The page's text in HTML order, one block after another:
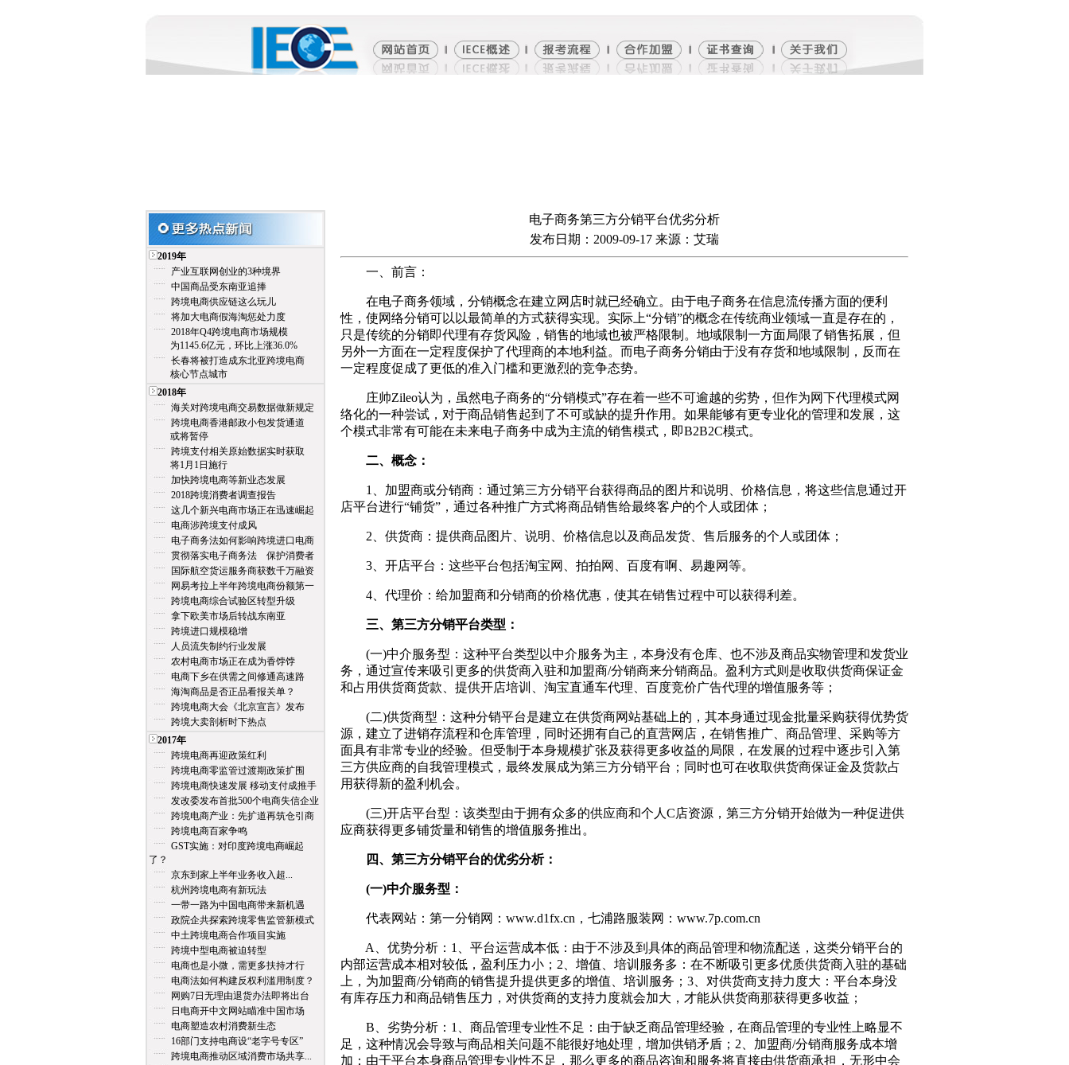
2019年
产业互联网创业的3种境界
中国商品受东南亚追捧
跨境电商供应链这么玩儿
将加大电商假海淘惩处力度
2018年Q4跨境电商市场规模
为1145.6亿元，环比上涨36.0%
长春将被打造成东北亚跨境电商
核心节点城市
2018年
海关对跨境电商交易数据做新规定
跨境电商香港邮政小包发货通道
或将暂停
跨境支付相关原始数据实时获取
将1月1日施行
加快跨境电商等新业态发展
2018跨境消费者调查报告
这几个新兴电商市场正在迅速崛起
电商涉跨境支付成风
电子商务法如何影响跨境进口电商
贯彻落实电子商务法 保护消费者
国际航空货运服务商获数千万融资
网易考拉上半年跨境电商份额第一
跨境电商综合试验区转型升级
拿下欧美市场后转战东南亚
跨境进口规模稳增
人员流失制约行业发展
农村电商市场正在成为香饽饽
电商下乡在供需之间修通高速路
海淘商品是否正品看报关单？
跨境电商大会《北京宣言》发布
跨境大卖剖析时下热点
2017年
跨境电商再迎政策红利
跨境电商零监管过渡期政策扩围
跨境电商快速发展 移动支付成推手
发改委发布首批500个电商失信企业
跨境电商产业：先扩道再筑仓引商
跨境电商百家争鸣
GST实施：对印度跨境电商崛起
了？
京东到家上半年业务收入超...
杭州跨境电商有新玩法
一带一路为中国电商带来新机遇
政院企共探索跨境零售监管新模式
中土跨境电商合作项目实施
跨境中型电商被迫转型
电商也是小微，需更多扶持才行
电商法如何构建反权利滥用制度？
网购7日无理由退货办法即将出台
日电商开中文网站瞄准中国市场
电商塑造农村消费新生态
16部门支持电商设“老字号专区”
跨境电商推动区域消费市场共享...
电子商务第三方分销平台优劣分析
发布日期：2009-09-17 来源：艾瑞
一、前言：
在电子商务领域，分销概念在建立网店时就已经确立。由于电子商务在信息流传播方面的便利
性，使网络分销可以以最简单的方式获得实现。实际上“分销”的概念在传统商业领域一直是存在的，
只是传统的分销即代理有存货风险，销售的地域也被严格限制。地域限制一方面局限了销售拓展，但
另外一方面在一定程度保护了代理商的本地利益。而电子商务分销由于没有存货和地域限制，反而在
一定程度促成了更低的准入门槛和更激烈的竞争态势。
庄帅Zileo认为，虽然电子商务的“分销模式”存在着一些不可逾越的劣势，但作为网下代理模式网
络化的一种尝试，对于商品销售起到了不可或缺的提升作用。如果能够有更专业化的管理和发展，这
个模式非常有可能在未来电子商务中成为主流的销售模式，即B2B2C模式。
二、概念：
1、加盟商或分销商：通过第三方分销平台获得商品的图片和说明、价格信息，将这些信息通过开
店平台进行“铺货”，通过各种推广方式将商品销售给最终客户的个人或团体；
2、供货商：提供商品图片、说明、价格信息以及商品发货、售后服务的个人或团体；
3、开店平台：这些平台包括淘宝网、拍拍网、百度有啊、易趣网等。
4、代理价：给加盟商和分销商的价格优惠，使其在销售过程中可以获得利差。
三、第三方分销平台类型：
(一)中介服务型：这种平台类型以中介服务为主，本身没有仓库、也不涉及商品实物管理和发货业
务，通过宣传来吸引更多的供货商入驻和加盟商/分销商来分销商品。盈利方式则是收取供货商保证金
和占用供货商货款、提供开店培训、淘宝直通车代理、百度竞价广告代理的增值服务等；
(二)供货商型：这种分销平台是建立在供货商网站基础上的，其本身通过现金批量采购获得优势货
源，建立了进销存流程和仓库管理，同时还拥有自己的直营网店，在销售推广、商品管理、采购等方
面具有非常专业的经验。但受制于本身规模扩张及获得更多收益的局限，在发展的过程中逐步引入第
三方供应商的自我管理模式，最终发展成为第三方分销平台；同时也可在收取供货商保证金及货款占
用获得新的盈利机会。
(三)开店平台型：该类型由于拥有众多的供应商和个人C店资源，第三方分销开始做为一种促进供
应商获得更多铺货量和销售的增值服务推出。
四、第三方分销平台的优劣分析：
(一)中介服务型：
代表网站：第一分销网：www.d1fx.cn，七浦路服装网：www.7p.com.cn
A、优势分析：1、平台运营成本低：由于不涉及到具体的商品管理和物流配送，这类分销平台的
内部运营成本相对较低，盈利压力小；2、增值、培训服务多：在不断吸引更多优质供货商入驻的基础
上，为加盟商/分销商的销售提升提供更多的增值、培训服务；3、对供货商支持力度大：平台本身没
有库存压力和商品销售压力，对供货商的支持力度就会加大，才能从供货商那获得更多收益；
B、劣势分析：1、商品管理专业性不足：由于缺乏商品管理经验，在商品管理的专业性上略显不
足，这种情况会导致与商品相关问题不能很好地处理，增加供销矛盾；2、加盟商/分销商服务成本增
加：由于平台本身商品管理专业性不足，那么更多的商品咨询和服务将直接由供货商承担，无形中会